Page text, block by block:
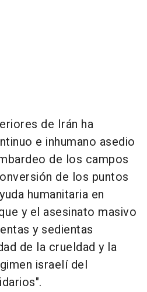
de Irán ha
e inhumano asedio
de los campos
de los puntos
humanitaria en
y el asesinato masivo
y sedientas
de la crueldad y la
israelí del